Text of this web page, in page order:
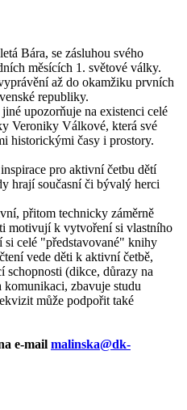
Bára, se zásluhou svého
měsících 1. světové války.
až do okamžiku prvních
republiky.
upozorňuje na existenci celé
Veroniky Válkové, která své
historickými časy i prostory.
pro aktivní četbu dětí
hrají současní či bývalý herci
přitom technicky záměrně
motivují k vytvoření si vlastního
si celé "představované" knihy
vede děti k aktivní četbě,
(dikce, důrazy na
komunikaci, zbavuje studu
může podpořit také
e-mail malinska@dk-